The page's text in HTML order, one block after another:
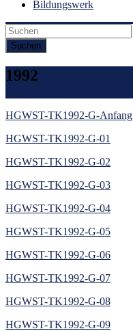
Bildungswerk
1992
HGWST-TK1992-G-Anfang
HGWST-TK1992-G-01
HGWST-TK1992-G-02
HGWST-TK1992-G-03
HGWST-TK1992-G-04
HGWST-TK1992-G-05
HGWST-TK1992-G-06
HGWST-TK1992-G-07
HGWST-TK1992-G-08
HGWST-TK1992-G-09